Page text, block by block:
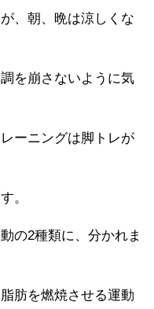
、朝、晩は涼しくな
を崩さないように気
ーニングは脚トレが
。
の2種類に、分かれま
肪を燃焼させる運動